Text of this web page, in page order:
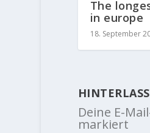
The
in europe
18. September
Deine E-
markiert